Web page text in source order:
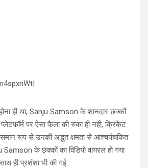
ही था, Sanju Samson के शानदार छक्कों
प्लेटफॉर्म पर ऐसा फैला की रुका ही नही, क्रिकेट
रूप से उनकी अद्भुत क्षमता से आश्चर्यचकित
के छक्कों का विडियो वायरल हो गया
ही प्रशंशा भी की गई..